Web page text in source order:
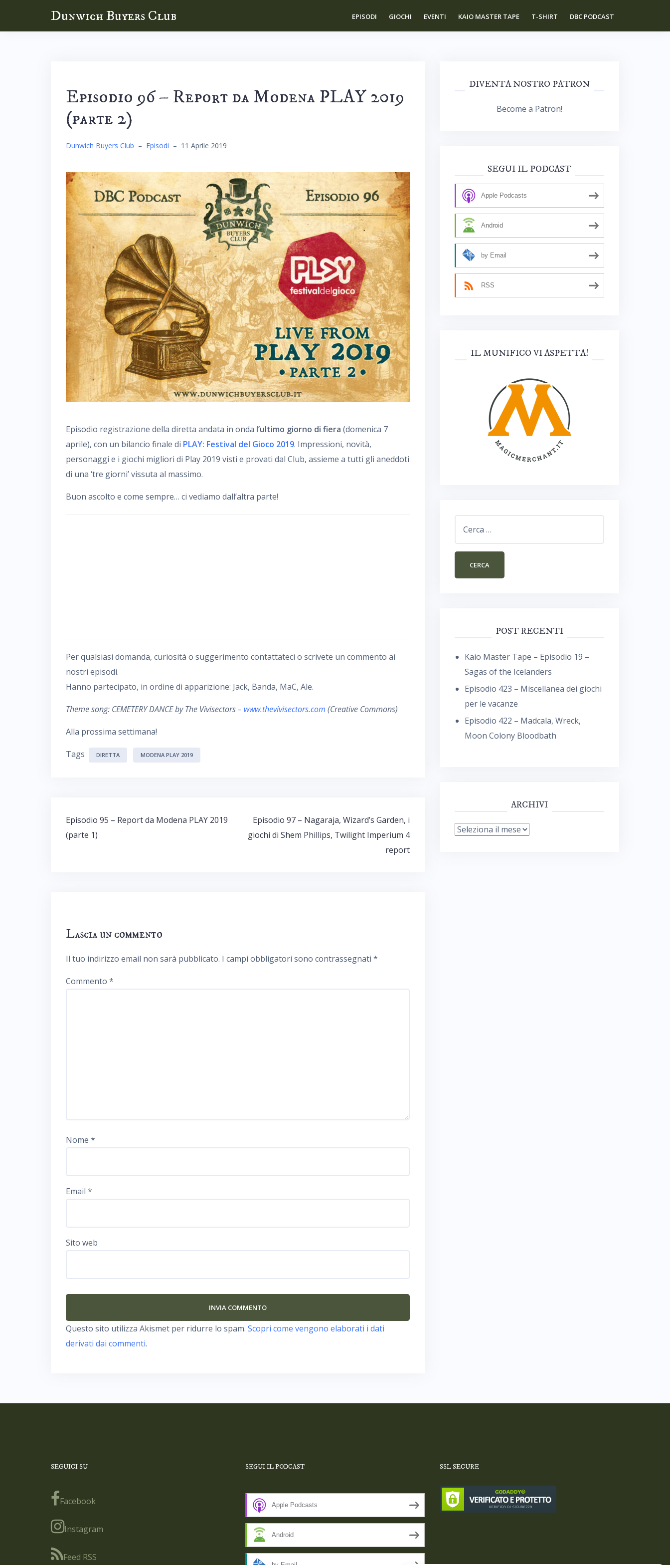
Dunwich Buyers Club EPISODI GIOCHI EVENTI KAIO MASTER TAPE T-SHIRT DBC PODCAST
Episodio 96 – Report da Modena PLAY 2019
(parte 2)
Dunwich Buyers Club – Episodi – 11 Aprile 2019
Episodio registrazione della diretta andata in onda l’ultimo giorno di fiera (domenica 7
aprile), con un bilancio finale di PLAY: Festival del Gioco 2019. Impressioni, novità,
personaggi e i giochi migliori di Play 2019 visti e provati dal Club, assieme a tutti gli aneddoti
di una ‘tre giorni’ vissuta al massimo.
Buon ascolto e come sempre… ci vediamo dall’altra parte!
Per qualsiasi domanda, curiosità o suggerimento contattateci o scrivete un commento ai
nostri episodi.
Hanno partecipato, in ordine di apparizione: Jack, Banda, MaC, Ale.
Theme song: CEMETERY DANCE by The Vivisectors – www.thevivisectors.com (Creative Commons)
Alla prossima settimana!
Tags DIRETTA MODENA PLAY 2019
Navigazione
articoli
Episodio 95 – Report da Modena PLAY 2019
(parte 1)
Episodio 97 – Nagaraja, Wizard’s Garden, i
giochi di Shem Phillips, Twilight Imperium 4
report
Lascia un commento
Il tuo indirizzo email non sarà pubblicato. I campi obbligatori sono contrassegnati *
Commento *
Nome *
Email *
Sito web
Questo sito utilizza Akismet per ridurre lo spam. Scopri come vengono elaborati i dati
derivati dai commenti.
DIVENTA NOSTRO PATRON
Become a Patron!
SEGUI IL PODCAST
Apple Podcasts
Android
by Email
RSS
IL MUNIFICO VI ASPETTA!
POST RECENTI
Kaio Master Tape – Episodio 19 –
Sagas of the Icelanders
Episodio 423 – Miscellanea dei giochi
per le vacanze
Episodio 422 – Madcala, Wreck,
Moon Colony Bloodbath
ARCHIVI
Archivi
SEGUICI SU
Facebook
Instagram
Feed RSS
SEGUI IL PODCAST
Apple Podcasts
Android
SSL SECURE